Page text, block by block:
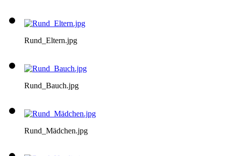
Rund_Eltern.jpg
Rund_Bauch.jpg
Rund_Mädchen.jpg